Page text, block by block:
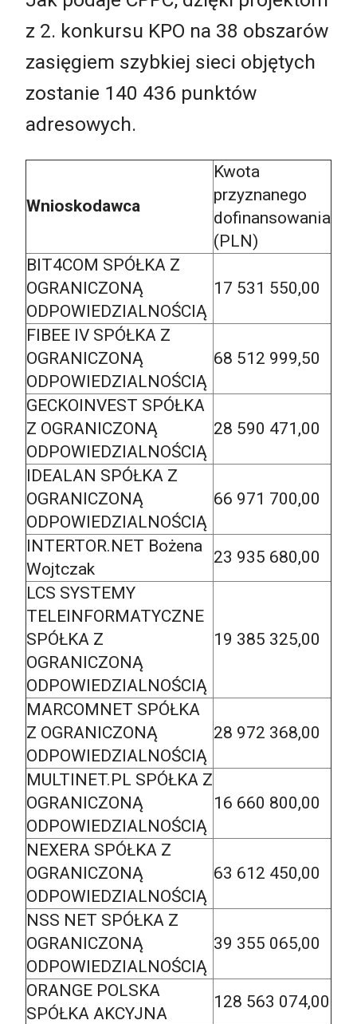
z 2. konkursu KPO na 38 obszarów
zasięgiem szybkiej sieci objętych
zostanie 140 436 punktów
adresowych.
Wnioskodawca
Kwota
przyznanego
dofinansowania
(PLN)
BIT4COM SPÓŁKA Z
OGRANICZONĄ
ODPOWIEDZIALNOŚCIĄ
17 531 550,00
FIBEE IV SPÓŁKA Z
OGRANICZONĄ
ODPOWIEDZIALNOŚCIĄ
68 512 999,50
GECKOINVEST SPÓŁKA
Z OGRANICZONĄ
ODPOWIEDZIALNOŚCIĄ
28 590 471,00
IDEALAN SPÓŁKA Z
OGRANICZONĄ
ODPOWIEDZIALNOŚCIĄ
66 971 700,00
INTERTOR.NET Bożena
Wojtczak
23 935 680,00
LCS SYSTEMY
TELEINFORMATYCZNE
SPÓŁKA Z
OGRANICZONĄ
ODPOWIEDZIALNOŚCIĄ
19 385 325,00
MARCOMNET SPÓŁKA
Z OGRANICZONĄ
ODPOWIEDZIALNOŚCIĄ
28 972 368,00
MULTINET.PL SPÓŁKA Z
OGRANICZONĄ
ODPOWIEDZIALNOŚCIĄ
16 660 800,00
NEXERA SPÓŁKA Z
OGRANICZONĄ
ODPOWIEDZIALNOŚCIĄ
63 612 450,00
NSS NET SPÓŁKA Z
OGRANICZONĄ
ODPOWIEDZIALNOŚCIĄ
39 355 065,00
ORANGE POLSKA
SPÓŁKA AKCYJNA
128 563 074,00